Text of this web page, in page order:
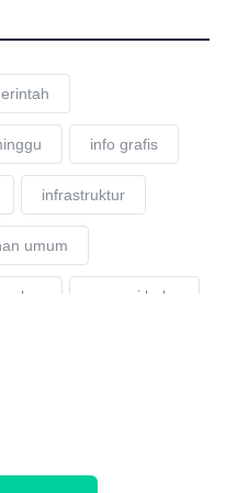
info grafis
infrastruktur
umum
resensi buku